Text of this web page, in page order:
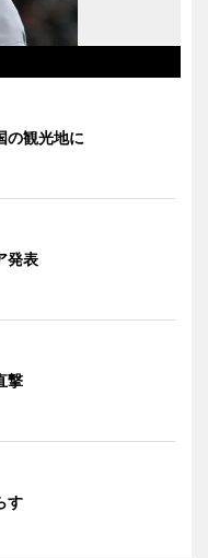
の観光地に
発表
撃
す